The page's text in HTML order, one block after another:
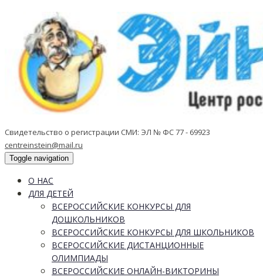
Свидетельство о регистрации СМИ: ЭЛ № ФС 77 - 69923
centreinstein@mail.ru
Toggle navigation
О НАС
ДЛЯ ДЕТЕЙ
ВСЕРОССИЙСКИЕ КОНКУРСЫ ДЛЯ
ДОШКОЛЬНИКОВ
ВСЕРОССИЙСКИЕ КОНКУРСЫ ДЛЯ ШКОЛЬНИКОВ
ВСЕРОССИЙСКИЕ ДИСТАНЦИОННЫЕ
ОЛИМПИАДЫ
ВСЕРОССИЙСКИЕ ОНЛАЙН-ВИКТОРИНЫ